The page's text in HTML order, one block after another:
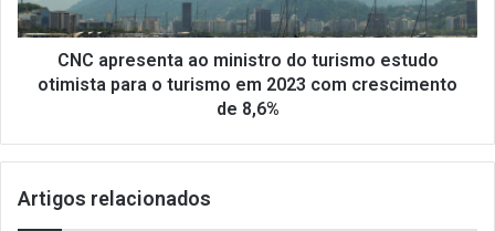
otimista
para
turismo
com
de
CNC apresenta ao ministro do turismo estudo
otimista para o turismo em 2023 com crescimento
de 8,6%
Artigos relacionados